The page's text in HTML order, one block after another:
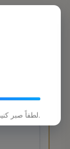
لطفاً صبر کنید — عملیات ممکن است چند ثانیه طول بکشد.